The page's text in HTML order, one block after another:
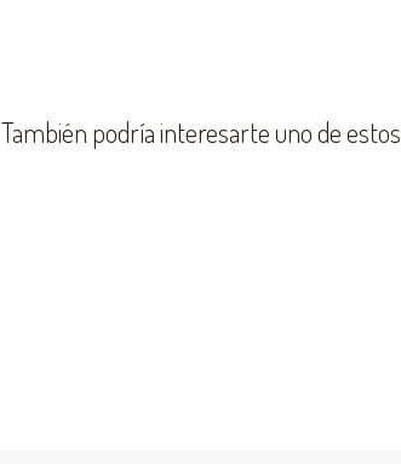
También podría interesarte uno de estos